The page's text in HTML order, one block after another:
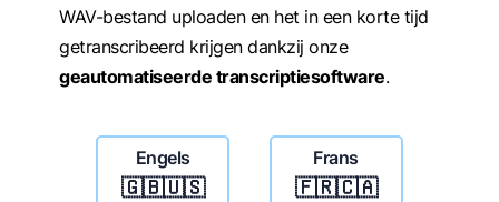
WAV-bestand uploaden en het in een korte tijd
getranscribeerd krijgen dankzij onze
geautomatiseerde transcriptiesoftware.
Engels
🇬🇧🇺🇸
Frans
🇫🇷🇨🇦